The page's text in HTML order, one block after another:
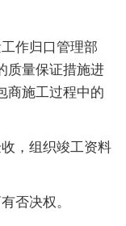
作归口管理部
质量保证措施进
商施工过程中的
，组织竣工资料
否决权。